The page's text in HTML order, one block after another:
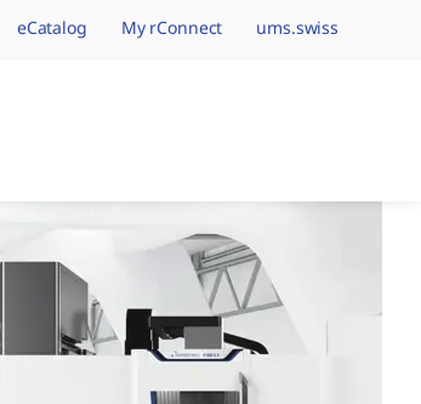
eCatalog My rConnect ums.swiss
de